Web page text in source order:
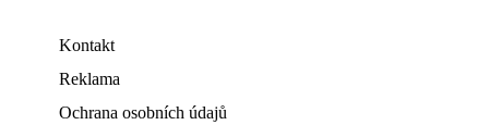
Kontakt
Reklama
Ochrana osobních údajů